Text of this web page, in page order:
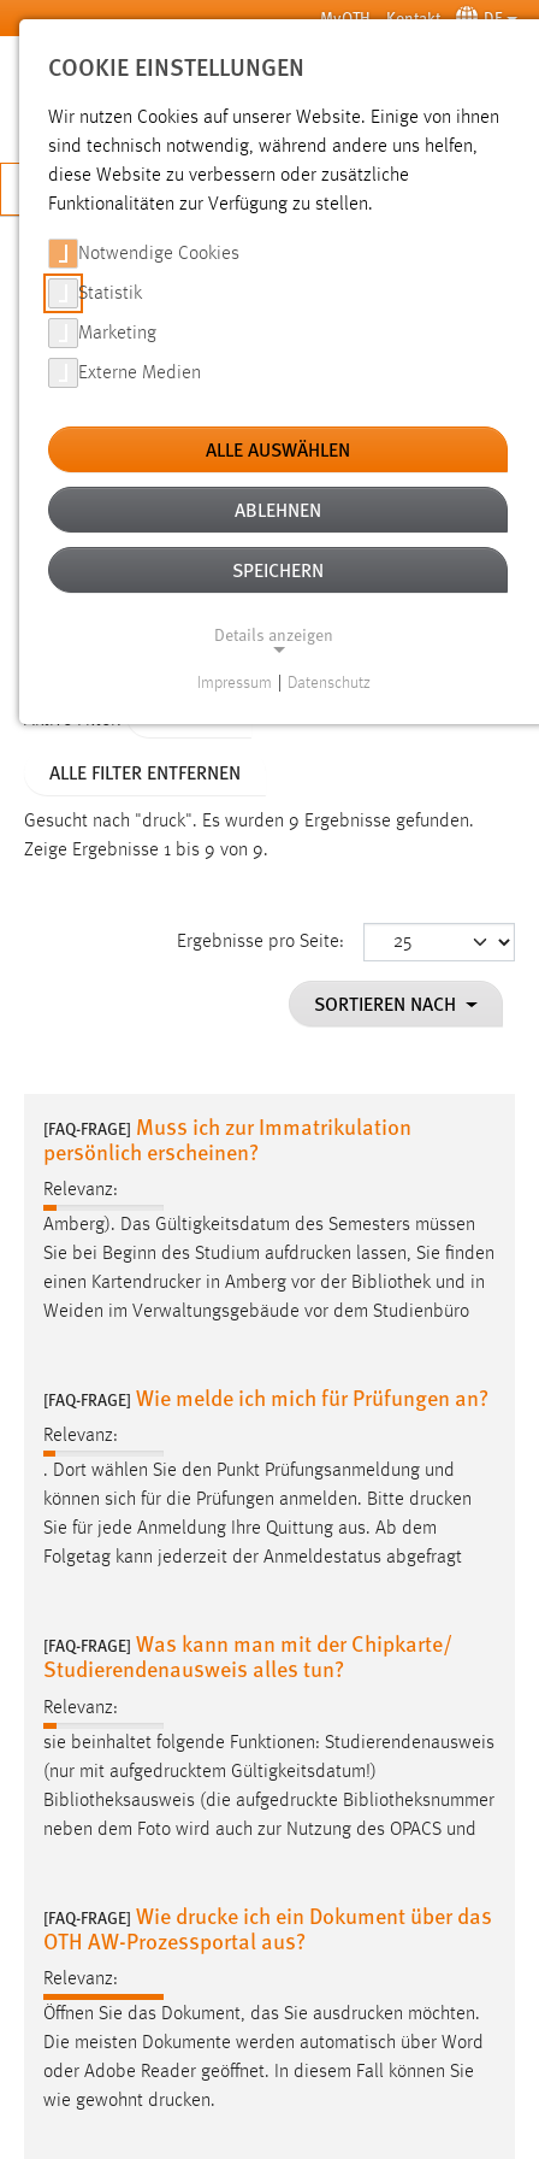
Zum Hauptinhalt springen MyOTH Kontakt DE
SUCHE
JETZT BEWERBEN
SUCHE
FILTER
Typ
Erstellungsdatum
Alter
Aktive Filter:
ALLE FILTER ENTFERNEN
Gesucht nach "druck". Es wurden 9 Ergebnisse gefunden.
Zeige Ergebnisse 1 bis 9 von 9.
Ergebnisse pro Seite:
SORTIEREN NACH
[FAQ-FRAGE] Muss ich zur Immatrikulation
persönlich erscheinen?
Relevanz:
Amberg). Das Gültigkeitsdatum des Semesters müssen
Sie bei Beginn des Studium aufdrucken lassen, Sie finden
einen Kartendrucker in Amberg vor der Bibliothek und in
Weiden im Verwaltungsgebäude vor dem Studienbüro
[FAQ-FRAGE] Wie melde ich mich für Prüfungen an?
Relevanz:
. Dort wählen Sie den Punkt Prüfungsanmeldung und
können sich für die Prüfungen anmelden. Bitte drucken
Sie für jede Anmeldung Ihre Quittung aus. Ab dem
Folgetag kann jederzeit der Anmeldestatus abgefragt
[FAQ-FRAGE] Was kann man mit der Chipkarte/
Studierendenausweis alles tun?
Relevanz:
sie beinhaltet folgende Funktionen: Studierendenausweis
(nur mit aufgedrucktem Gültigkeitsdatum!)
Bibliotheksausweis (die aufgedruckte Bibliotheksnummer
neben dem Foto wird auch zur Nutzung des OPACS und
[FAQ-FRAGE] Wie drucke ich ein Dokument über das
OTH AW-Prozessportal aus?
Relevanz:
Öffnen Sie das Dokument, das Sie ausdrucken möchten.
Die meisten Dokumente werden automatisch über Word
oder Adobe Reader geöffnet. In diesem Fall können Sie
wie gewohnt drucken.
COOKIE EINSTELLUNGEN
Wir nutzen Cookies auf unserer Website. Einige von ihnen
sind technisch notwendig, während andere uns helfen,
diese Website zu verbessern oder zusätzliche
Funktionalitäten zur Verfügung zu stellen.
Notwendige Cookies
Statistik
Marketing
Externe Medien
ALLE AUSWÄHLEN
ABLEHNEN
SPEICHERN
Details anzeigen
Funktionen und sind für die einwandfreie Funktion der
Einverständnis
cookie_consent
Dieser Cookie speichert die ausgewählten Einverständnis-
Name:
staticfilecache
Zweck:
Für performante Seitenauslieferung wird in diesem Cookie
Sprachpräferenz
Name:
Zweck:
Das Cookie speichert die gewählte Sprache der Website.
Chat
Name:
MibewSessionID, MIBEW_UserID, mibew_locale, mibew-
chat-frame-style-5e9dbeb1811c0446
Zweck:
Cookie Laufzeit:
MibewSessionID, mibew-chat-frame-style-
Jahre, MIBEW_UserID = 1 Jahr
Login
Name:
Impressum Datenschutz